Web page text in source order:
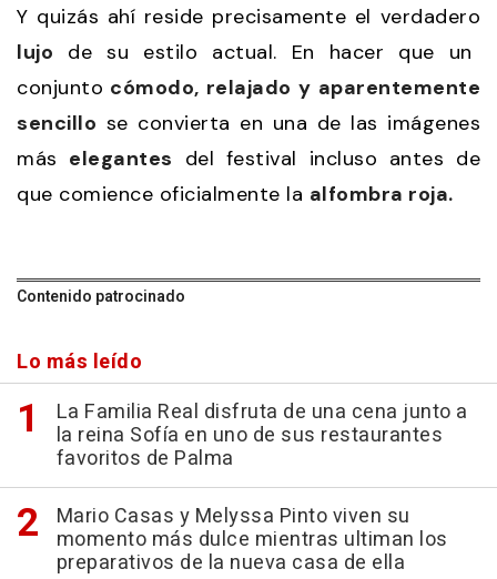
Y quizás ahí reside precisamente el verdadero
lujo de su estilo actual. En hacer que un
conjunto cómodo, relajado y aparentemente
sencillo se convierta en una de las imágenes
más elegantes del festival incluso antes de
que comience oficialmente la alfombra roja.
Contenido patrocinado
Lo más leído
La Familia Real disfruta de una cena junto a
la reina Sofía en uno de sus restaurantes
favoritos de Palma
Mario Casas y Melyssa Pinto viven su
momento más dulce mientras ultiman los
preparativos de la nueva casa de ella